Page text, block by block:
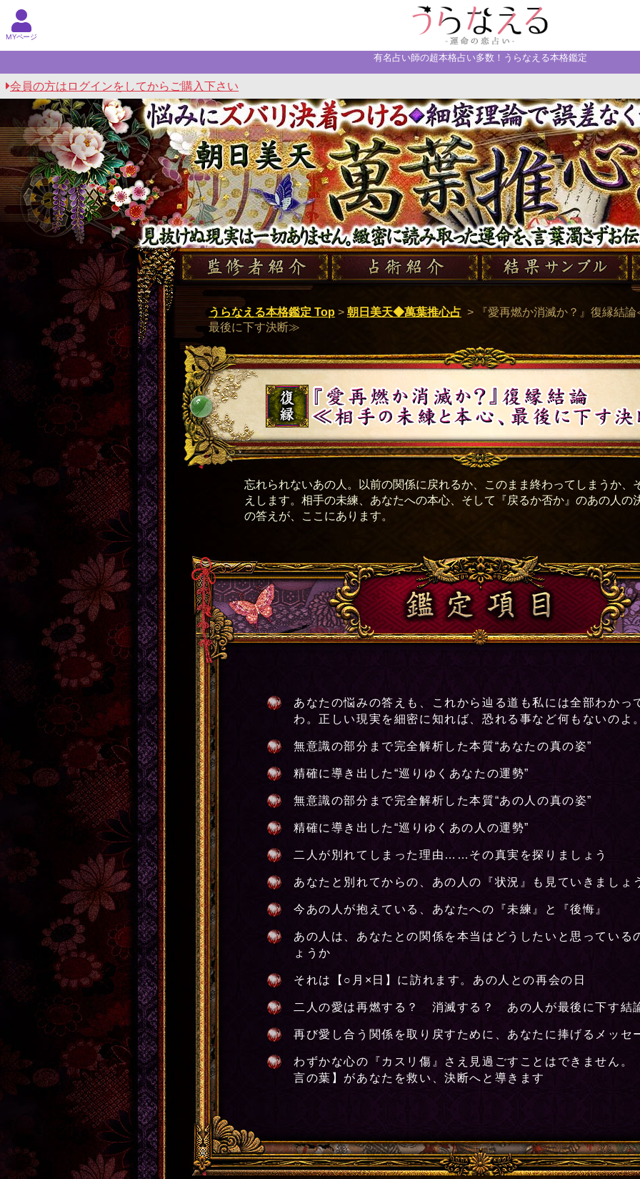
MYページ
有名占い師の超本格占い多数！うらなえる本格鑑定
会員の方はログインをしてからご購入下さい
悩みにズバリ決着つける◆細密理論で誤差なく的中【萬葉推心占】 見抜けぬ現実は一切ありま
濁さずお伝えします。
うらなえる本格鑑定 Top > 朝日美天◆萬葉推心占 >
『愛再燃か消滅か？』復縁結
最後に下す決断≫
忘れられないあの人。以前の関係に戻れるか、このまま終わってしまうか、
えします。相手の未練、あなたへの本心、そして『戻るか否か』のあの人の
の答えが、ここにあります。
鑑定項目
あなたの悩みの答えも、これから辿る道も私には全部わかっ
わ。正しい現実を細密に知れば、恐れる事など何もないのよ
無意識の部分まで完全解析した本質“あなたの真の姿”
精確に導き出した“巡りゆくあなたの運勢”
無意識の部分まで完全解析した本質“あの人の真の姿”
精確に導き出した“巡りゆくあの人の運勢”
二人が別れてしまった理由……その真実を探りましょう
あなたと別れてからの、あの人の『状況』も見ていきましょ
今あの人が抱えている、あなたへの『未練』と『後悔』
あの人は、あなたとの関係を本当はどうしたいと思っている
ょうか
それは【○月×日】に訪れます。あの人との再会の日
二人の愛は再燃する？ 消滅する？ あの人が最後に下す結
再び愛し合う関係を取り戻すために、あなたに捧げるメッセ
わずかな心の『カスリ傷』さえ見過ごすことはできません。
言の葉】があなたを救い、決断へと導きます